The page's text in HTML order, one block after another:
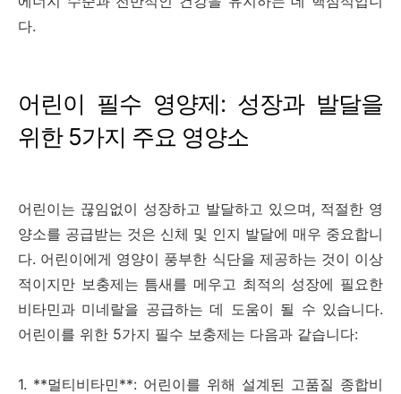
다.
어린이 필수 영양제: 성장과 발달을
위한 5가지 주요 영양소
어린이는 끊임없이 성장하고 발달하고 있으며, 적절한 영
양소를 공급받는 것은 신체 및 인지 발달에 매우 중요합니
다. 어린이에게 영양이 풍부한 식단을 제공하는 것이 이상
적이지만 보충제는 틈새를 메우고 최적의 성장에 필요한
비타민과 미네랄을 공급하는 데 도움이 될 수 있습니다.
어린이를 위한 5가지 필수 보충제는 다음과 같습니다:
1. **멀티비타민**: 어린이를 위해 설계된 고품질 종합비